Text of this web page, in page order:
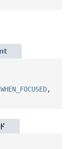
WHEN_FOCUSED,